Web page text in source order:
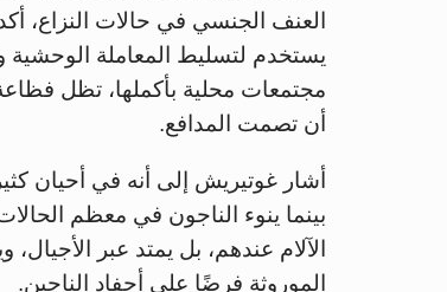
العنف الجنسي في حالات النزاع،
يستخدم لتسليط المعاملة الوحشية
مجتمعات محلية بأكملها، تظل
أن تصمت المدافع.
أشار غوتيريش إلى أنه في أحيان
بينما ينوء الناجون في معظم
الآلام عندهم، بل يمتد عبر
الموروثة فرضًا على أحفاد الناجين.